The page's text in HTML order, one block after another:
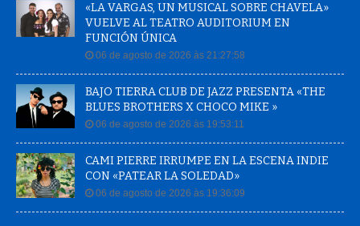
«LA VARGAS, UN MUSICAL SOBRE CHAVELA»
VUELVE AL TEATRO AUDITORIUM EN
FUNCIÓN ÚNICA
06 de agosto de 2026 às 21:27:58
BAJO TIERRA CLUB DE JAZZ PRESENTA «THE
BLUES BROTHERS X CHOCO MIKE »
06 de agosto de 2026 às 19:53:11
CAMI PIERRE IRRUMPE EN LA ESCENA INDIE
CON «PATEAR LA SOLEDAD»
06 de agosto de 2026 às 19:36:09